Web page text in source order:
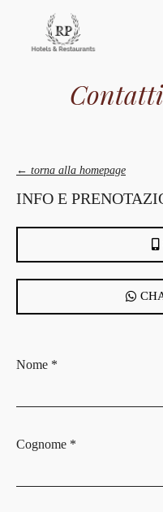
← torna alla homepage
INFO E
Nome *
Cognome *